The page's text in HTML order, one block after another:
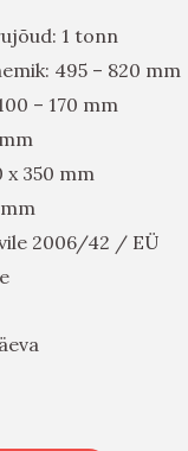
1 tonn
495 – 820 mm
– 170 mm
x 350 mm
2006/42 / EÜ